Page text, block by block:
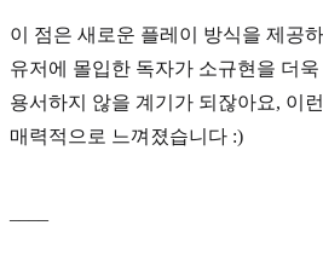
이 점은 새로운 플레이 방식을 제공
유저에 몰입한 독자가 소규현을 더
용서하지 않을 계기가 되잖아요, 이
매력적으로 느껴졌습니다 :)